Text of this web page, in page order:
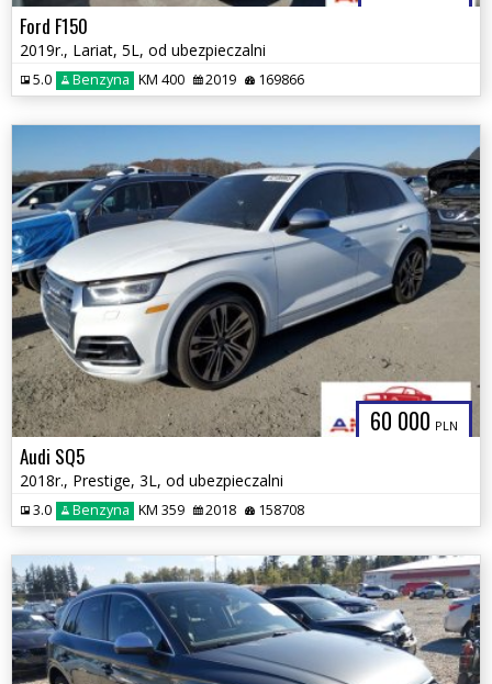
Ford F150
2019r., Lariat, 5L, od ubezpieczalni
5.0 Benzyna KM 400 2019 169866
60 000 PLN
Audi SQ5
2018r., Prestige, 3L, od ubezpieczalni
3.0 Benzyna KM 359 2018 158708